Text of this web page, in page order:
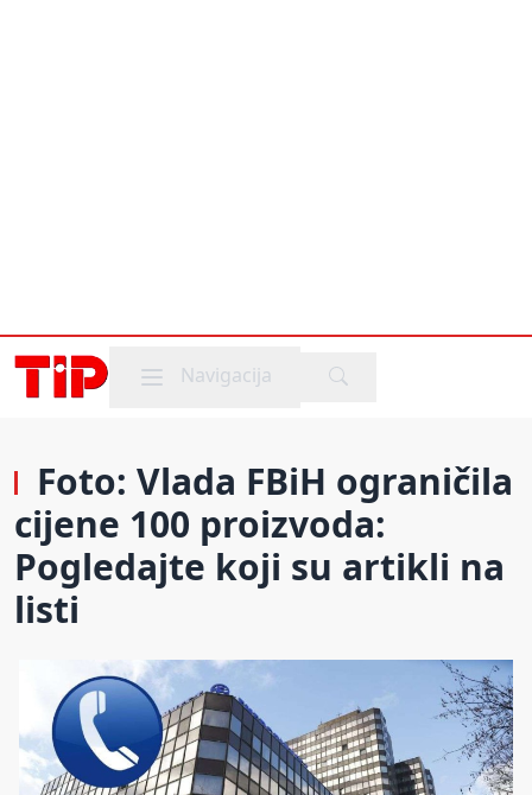
Mobile menu
Navigacija
Foto: Vlada FBiH ograničila
cijene 100 proizvoda:
Pogledajte koji su artikli na
listi